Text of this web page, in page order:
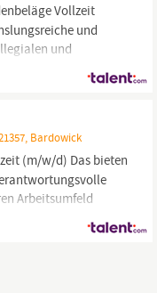
Vollzeit
und
und
Anlässe
Interessante
zum E-Bike
Bardowick
(m/w/d) Das bieten
Arbeitsumfeld
in all unseren
bei